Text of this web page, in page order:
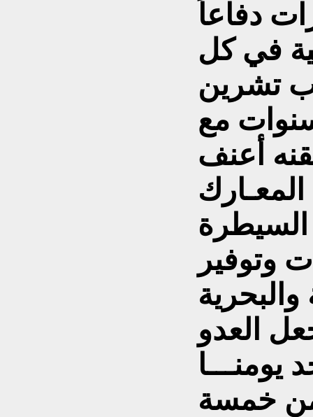
دفاعاً
في كل
تشرين
مع
أعنف
السيطرة
وتوفير
والبحرية
العدو
من خمسة